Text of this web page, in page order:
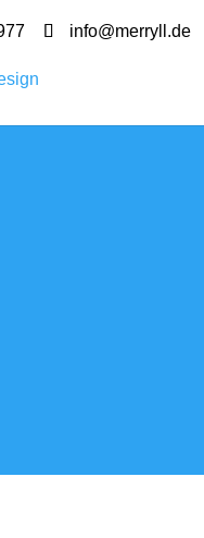
info@merryll.de